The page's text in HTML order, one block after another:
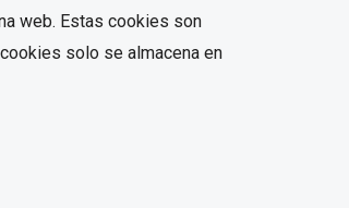
web. Estas cookies son
solo se almacena en